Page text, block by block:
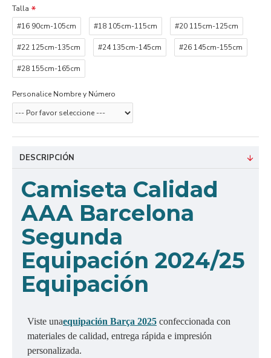
Talla
#16 90cm-105cm
#18 105cm-115cm #20 115cm-125cm
#22 125cm-135cm #24 135cm-145cm #26 145cm-155cm
#28 155cm-165cm
Personalice Nombre y Número
DESCRIPCIÓN
Camiseta Calidad
AAA Barcelona
Segunda
Equipación 2024/25
Equipación
Viste unaequipación Barça 2025 confeccionada con
materiales de calidad, entrega rápida e impresión
personalizada.